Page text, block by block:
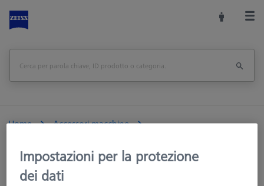
Home
Accessori macchine
Sfere di riferimento
Per macchine Ottiche
Sfera di riferimento, M6, DK30 CFS, DG18, L85, C - opaca
Impostazioni per la protezione
dei dati